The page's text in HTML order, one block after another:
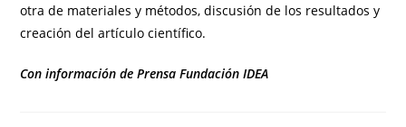
otra de materiales y métodos, discusión de los resultados y
creación del artículo científico.
Con información de Prensa Fundación IDEA